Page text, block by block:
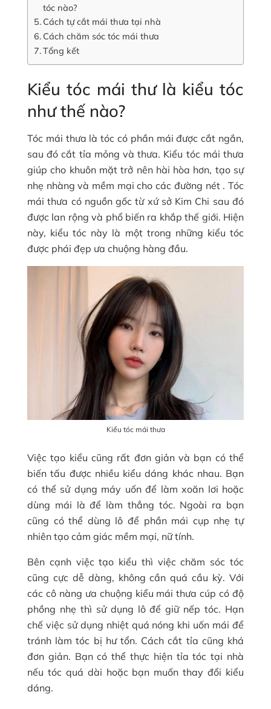
tóc nào?
Cách tự cắt mái thưa tại nhà
Cách chăm sóc tóc mái thưa
Tổng kết
Kiểu tóc mái thư là kiểu tóc
như thế nào?
Tóc mái thưa là tóc có phần mái được cắt ngắn,
sau đó cắt tỉa mỏng và thưa. Kiểu tóc mái thưa
giúp cho khuôn mặt trở nên hài hòa hơn, tạo sự
nhẹ nhàng và mềm mại cho các đường nét . Tóc
mái thưa có nguồn gốc từ xứ sở Kim Chi sau đó
được lan rộng và phổ biến ra khắp thế giới. Hiện
này, kiểu tóc này là một trong những kiểu tóc
được phái đẹp ưa chuộng hàng đầu.
Kiểu tóc mái thưa
Việc tạo kiểu cũng rất đơn giản và bạn có thể
biến tấu được nhiều kiểu dáng khác nhau. Bạn
có thể sử dụng máy uốn để làm xoăn lơi hoặc
dùng mái là để làm thẳng tóc. Ngoài ra bạn
cũng có thể dùng lô để phần mái cụp nhẹ tự
nhiên tạo cảm giác mềm mại, nữ tính.
Bên cạnh việc tạo kiểu thì việc chăm sóc tóc
cũng cực dễ dàng, không cần quá cầu kỳ. Với
các cô nàng ưa chuộng kiểu mái thưa cúp có độ
phồng nhẹ thì sử dụng lô để giữ nếp tóc. Hạn
chế việc sử dụng nhiệt quá nóng khi uốn mái để
tránh làm tóc bị hư tổn. Cách cắt tỉa cũng khá
đơn giản. Bạn có thể thực hiện tỉa tóc tại nhà
nếu tóc quá dài hoặc bạn muốn thay đổi kiểu
dáng.